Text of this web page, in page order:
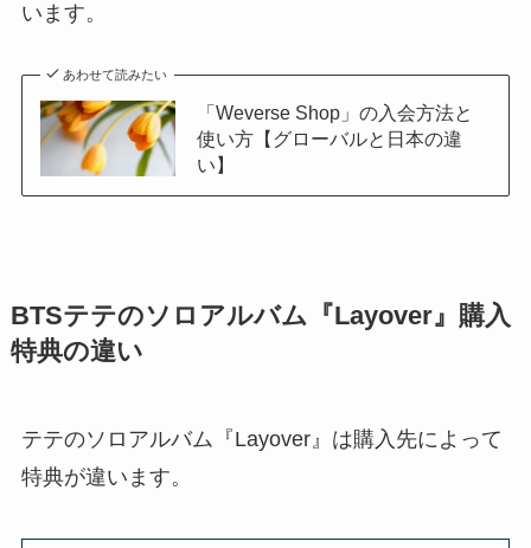
います。
あわせて読みたい
「Weverse Shop」の入会方法と
使い方【グローバルと日本の違
い】
BTSテテのソロアルバム『Layover』購入
特典の違い
テテのソロアルバム『Layover』は購入先によって
特典が違います。